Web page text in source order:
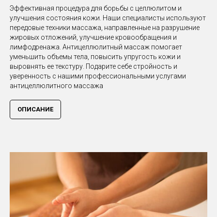
Эффективная процедура для борьбы с целлюлитом и
улучшения состояния кожи. Наши специалисты используют
передовые техники массажа, направленные на разрушение
жировых отложений, улучшение кровообращения и
лимфодренажа. Антицеллюлитный массаж помогает
уменьшить объемы тела, повысить упругость кожи и
выровнять ее текстуру. Подарите себе стройность и
уверенность с нашими профессиональными услугами
антицеллюлитного массажа
ОПИСАНИЕ